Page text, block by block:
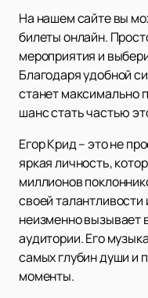
На нашем сайте вы
билеты онлайн.
мероприятия и
Благодаря удобной
станет максимально
шанс стать частью
Егор Крид – это не
яркая личность,
миллионов
своей
неизменно вызывает
аудитории. Его
самых глубин души и
моменты.